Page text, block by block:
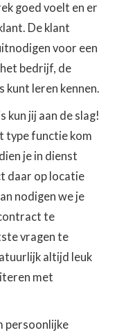
goed voelt en er
De klant
voor een
bedrijf, de
kunt leren kennen.
kun jij aan de slag!
type functie kom
je in dienst
daar op locatie
nodigen we je
te
vragen te
altijd leuk
met
persoonlijke